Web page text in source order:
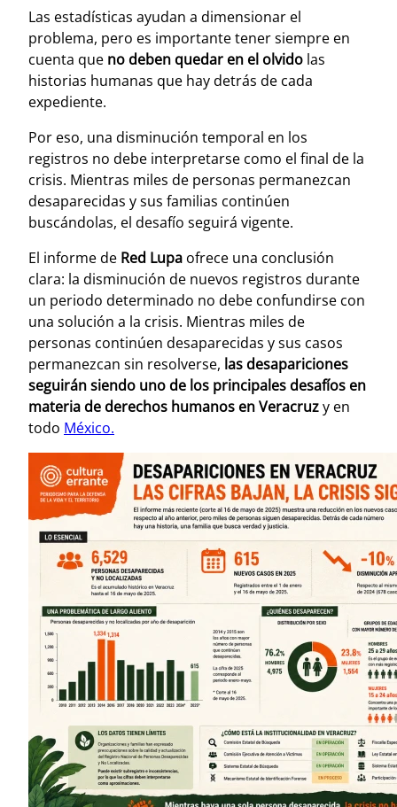
Las estadísticas ayudan a dimensionar el
problema, pero es importante tener siempre en
cuenta que no deben quedar en el olvido las
historias humanas que hay detrás de cada
expediente.
Por eso, una disminución temporal en los
registros no debe interpretarse como el final de la
crisis. Mientras miles de personas permanezcan
desaparecidas y sus familias continúen
buscándolas, el desafío seguirá vigente.
El informe de Red Lupa ofrece una conclusión
clara: la disminución de nuevos registros durante
un periodo determinado no debe confundirse con
una solución a la crisis. Mientras miles de
personas continúen desaparecidas y sus casos
permanezcan sin resolverse, las desapariciones
seguirán siendo uno de los principales desafíos en
materia de derechos humanos en Veracruzy en
todo México.